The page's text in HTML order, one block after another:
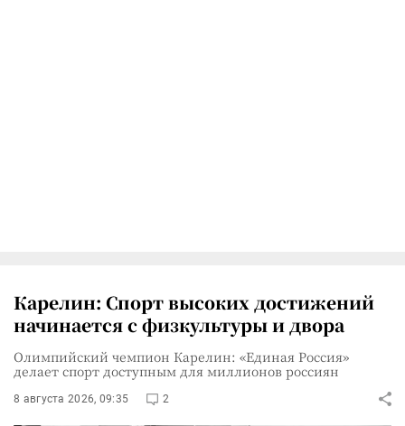
Карелин: Спорт высоких достижений
начинается с физкультуры и двора
Олимпийский чемпион Карелин: «Единая Россия»
делает спорт доступным для миллионов россиян
8 августа 2026, 09:35 2